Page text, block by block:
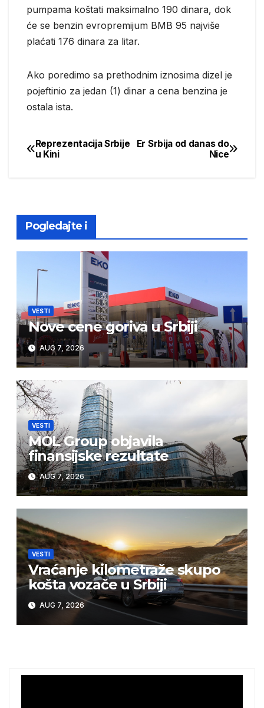
pumpama koštati maksimalno 190 dinara, dok
će se benzin evropremijum BMB 95 najviše
plaćati 176 dinara za litar.
Ako poredimo sa prethodnim iznosima dizel je
pojeftinio za jedan (1) dinar a cena benzina je
ostala ista.
Post
Er Srbija od danas do
Nice
Reprezentacija Srbije
u Kini
Pogledajte i
VESTI
Nove cene goriva u Srbiji
AUG 7, 2026
VESTI
MOL Group objavila
finansijske rezultate
AUG 7, 2026
VESTI
Vraćanje kilometraže skupo
košta vozače u Srbiji
AUG 7, 2026